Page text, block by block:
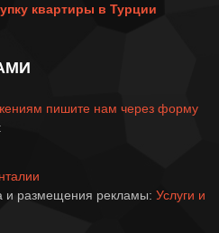
квартиры в Турции
пишите нам через форму
и размещения рекламы: Услуги и